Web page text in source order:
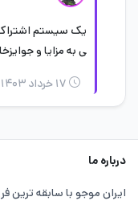
تخفیف به شما در خرید
سوپر پس اسکواد
پیگیری کنید
به اشتراک بگذارید.
یک سیستم اشتراک
ی به مزایا و
۱۷ خرداد ۱۴۰۳
درباره ما
ایران موجو با سابقه ترین